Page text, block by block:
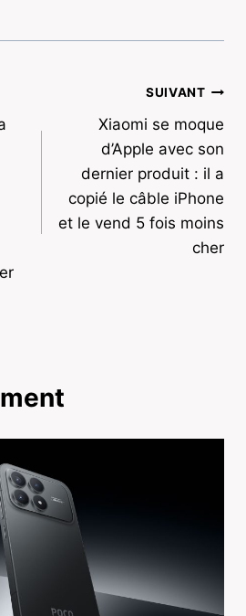
SUIVANT
Xiaomi se moque
d’Apple avec son
dernier produit : il a
copié le câble iPhone
et le vend 5 fois moins
cher